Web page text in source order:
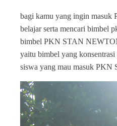
bagi kamu yang ingin masuk
belajar serta mencari bimbel
bimbel PKN STAN
yaitu bimbel yang
siswa yang mau masuk PKN